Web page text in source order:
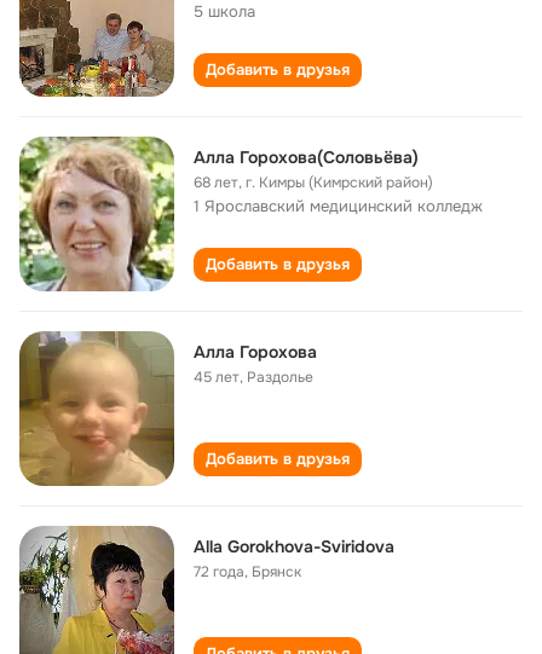
5 школа
Добавить в друзья
Алла Горохова(Соловьёва)
68 лет,г. Кимры (Кимрский район)
1 Ярославский медицинский колледж
Добавить в друзья
Алла Горохова
45 лет, Раздолье
Добавить в друзья
Alla Gorokhova-Sviridova
72 года, Брянск